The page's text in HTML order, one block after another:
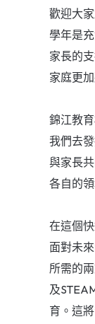
歡迎大
學年是
家長的
家庭更
錦江教
我們去
與家長
各自的
在這個
面對未
所需的
及
育。這